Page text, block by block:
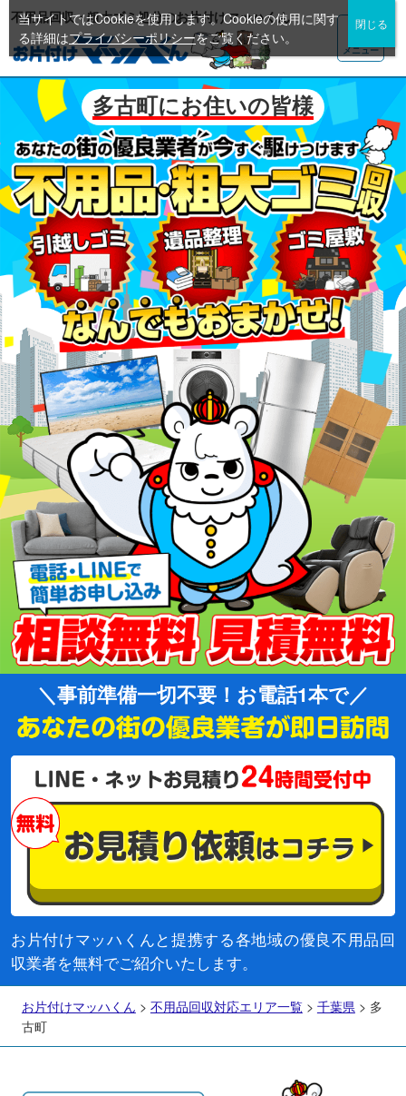
不用品回収・粗大ゴミ処分のお片付けマッハくん
メニュー
多古町にお住いの皆様
事前準備一切不要！お電話1本で
お片付けマッハくんと提携する各地域の優良不用品回
収業者を無料でご紹介いたします。
お片付けマッハくん > 不用品回収対応エリア一覧> 千葉県 > 多
古町
当サイトではCookieを使用します。Cookieの使用に関す
る詳細はプライバシーポリシーをご覧ください。